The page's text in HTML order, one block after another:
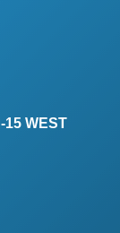
WEST